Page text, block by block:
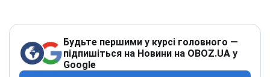
Будьте першими у курсі головного —
підпишіться на Новини на OBOZ.UA у
Google